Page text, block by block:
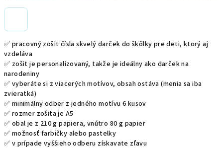
✅ pracovný zošit čísla skvelý darček do škôlky pre deti, ktorý aj
vzdeláva
✅ zošit je personalizovaný, takže je ideálny ako darček na
narodeniny
✅ vyberáte si z viacerých motívov, obsah ostáva (menia sa iba
zvieratká)
✅ minimálny odber z jedného motívu 6 kusov
✅ rozmer zošita je A5
✅ obal je z 210 g papiera, vnútro 80 g papier
✅ možnosť farbičky alebo pastelky
✅ v prípade vyššieho odberu získavate zľavu